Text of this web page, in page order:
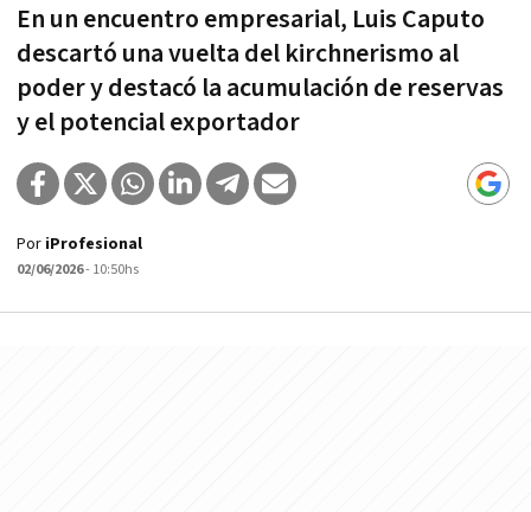
En un encuentro empresarial, Luis Caputo
descartó una vuelta del kirchnerismo al
poder y destacó la acumulación de reservas
y el potencial exportador
Por iProfesional
02/06/2026- 10:50hs